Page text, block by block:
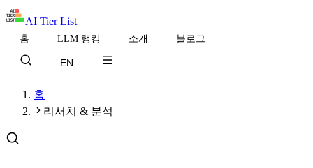
AI Tier List
홈 LLM 랭킹 소개 블로그
EN
홈
리서치 & 분석